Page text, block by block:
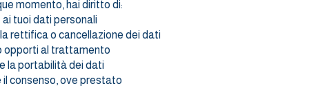
momento, hai diritto di:
tuoi dati personali
rettifica o cancellazione dei dati
opporti al trattamento
la portabilità dei dati
il consenso, ove prestato